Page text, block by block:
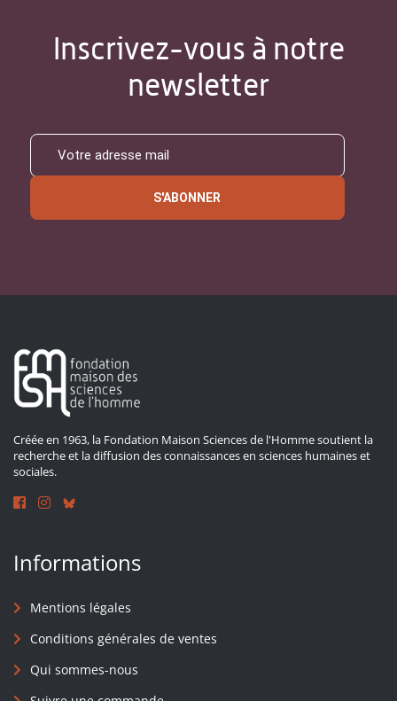
Inscrivez-vous à notre
newsletter
S'ABONNER
Créée en 1963, la Fondation Maison Sciences de l'Homme soutient la
recherche et la diffusion des connaissances en sciences humaines et
sociales.
Informations
Mentions légales
Conditions générales de ventes
Qui sommes-nous